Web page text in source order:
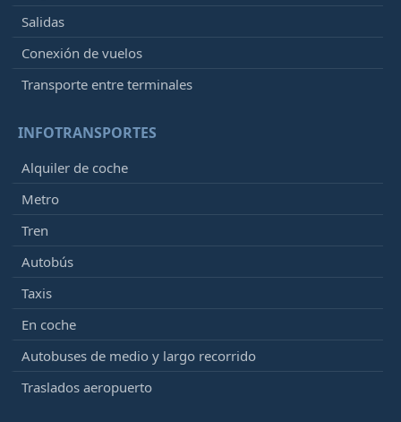
Salidas
Conexión de vuelos
Transporte entre terminales
INFOTRANSPORTES
Alquiler de coche
Metro
Tren
Autobús
Taxis
En coche
Autobuses de medio y largo recorrido
Traslados aeropuerto